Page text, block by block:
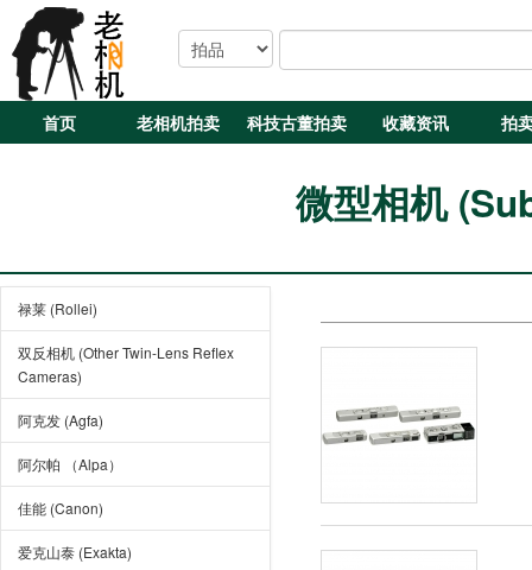
首页 老相机拍卖 科技古董拍卖 收藏资讯 拍
微型相机
禄莱 (Rollei)
双反相机 (Other Twin-Lens Reflex
Cameras)
阿克发 (Agfa)
阿尔帕 （Alpa）
佳能 (Canon)
爱克山泰 (Exakta)